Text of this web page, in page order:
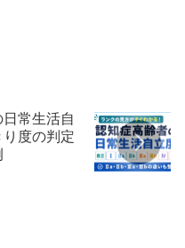
常生活自
度の判定